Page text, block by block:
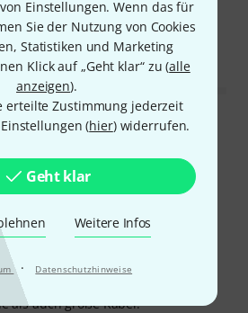
Einstellungen. Wenn das für
Sie der Nutzung von Cookies
Statistiken und Marketing
Klick auf „Geht klar“ zu (alle
anzeigen).
erteilte Zustimmung jederzeit
(hier) widerrufen.
Geht klar
Weitere Infos
· Datenschutzhinweise
fest.
unter dem Pedalboard zu
Meinung nach die richtige
als auch große Kabel.